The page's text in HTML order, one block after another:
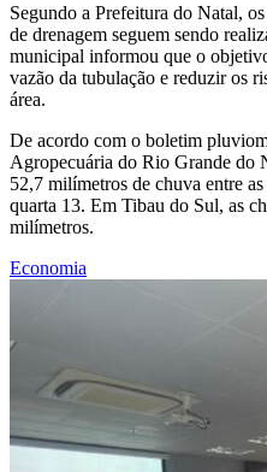
Segundo a Prefeitura do Natal,
de drenagem seguem sendo
municipal informou que o
vazão da tubulação e reduzir os
área.
De acordo com o boletim
Agropecuária do Rio Grande do
52,7 milímetros de chuva entre
quarta 13. Em Tibau do Sul, as
milímetros.
Economia